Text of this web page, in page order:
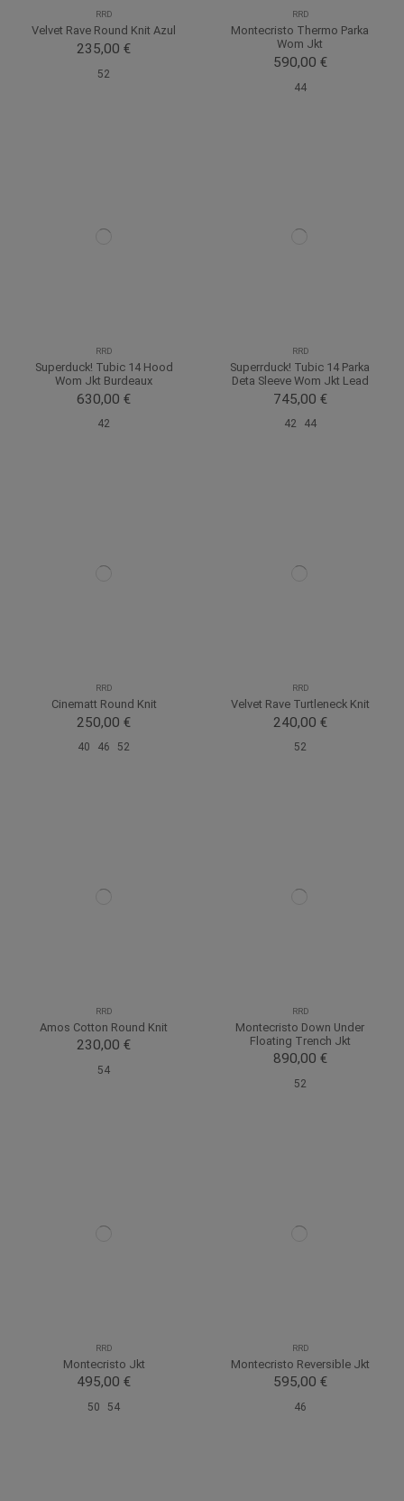
RRD
Velvet Rave Round Knit Azul
235,00 €
52
RRD
Montecristo Thermo Parka
Wom Jkt
590,00 €
44
RRD
Superduck! Tubic 14 Hood
Wom Jkt Burdeaux
630,00 €
42
RRD
Superrduck! Tubic 14 Parka
Deta Sleeve Wom Jkt Lead
745,00 €
42 44
RRD
Cinematt Round Knit
250,00 €
40 46 52
RRD
Velvet Rave Turtleneck Knit
240,00 €
52
RRD
Amos Cotton Round Knit
230,00 €
54
RRD
Montecristo Down Under
Floating Trench Jkt
890,00 €
52
RRD
Montecristo Jkt
495,00 €
50 54
RRD
Montecristo Reversible Jkt
595,00 €
46